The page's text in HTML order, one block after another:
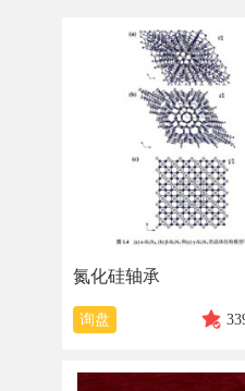
氮化硅轴承
询盘